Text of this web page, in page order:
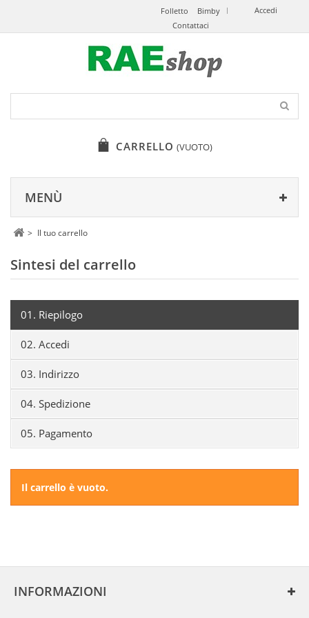
Accedi
Folletto
Bimby
Contattaci
CARRELLO (VUOTO)
MENÙ
> Il tuo carrello
Sintesi del carrello
01. Riepilogo
02. Accedi
03. Indirizzo
04. Spedizione
05. Pagamento
Il carrello è vuoto.
INFORMAZIONI